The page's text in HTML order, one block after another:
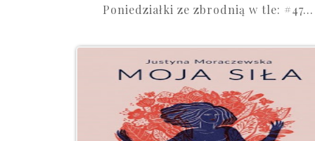
Poniedziałki ze zbrodnią w tle: #47...